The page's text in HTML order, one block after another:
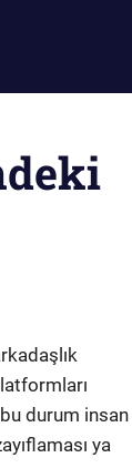
durum insan
ya